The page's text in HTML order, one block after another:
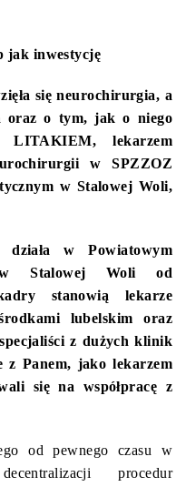
jak inwestycję
się neurochirurgia, a
oraz o tym, jak o niego
lekarzem
w SPZZOZ
w Stalowej Woli,
działa w Powiatowym
w Stalowej Woli od
stanowią lekarze
lubelskim oraz
z dużych klinik
z Panem, jako lekarzem
się na współpracę z
od pewnego czasu w
procedur